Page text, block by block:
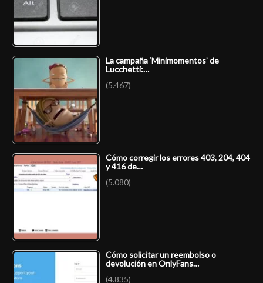
La campaña ‘Minimomentos’ de
Lucchetti:…
(5.467)
Cómo corregir los errores 403, 204, 404
y 416 de…
(5.080)
Cómo solicitar un reembolso o
devolución en OnlyFans…
(4.835)